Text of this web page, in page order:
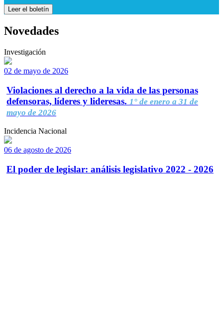
Leer el boletín
Novedades
Investigación
02 de mayo de 2026
Violaciones al derecho a la vida de las personas
defensoras, líderes y lideresas. 1° de enero a 31 de
mayo de 2026
Incidencia Nacional
06 de agosto de 2026
El poder de legislar: análisis legislativo 2022 - 2026